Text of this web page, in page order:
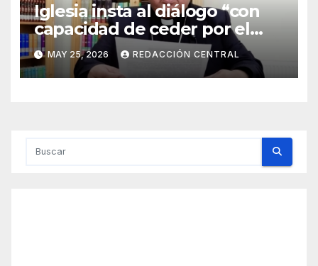
Iglesia insta al diálogo “con
capacidad de ceder por el
bien del país” y reitera su
disposición de mediador
MAY 25, 2026 REDACCIÓN CENTRAL